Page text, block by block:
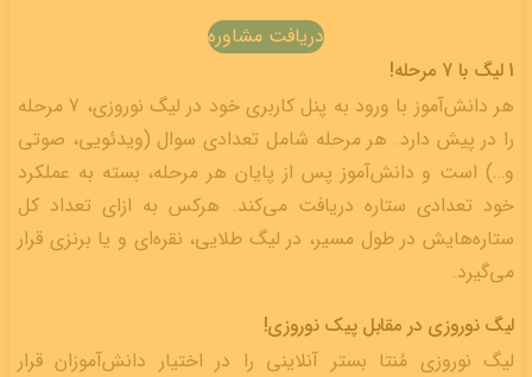
دریافت مشاوره
1 لیگ با 7 مرحله!
هر دانش‌آموز با ورود به پنل کاربری خود در لیگ نوروزی، 7 مرحله
را در پیش دارد. هر مرحله شامل تعدادی سوال (ویدئویی، صوتی
و…) است و دانش‌آموز پس از پایان هر مرحله، بسته به عملکرد
خود تعدادی ستاره دریافت می‌کند. هرکس به ازای تعداد کل
ستاره‌هایش در طول مسیر، در لیگ طلایی، نقره‌ای و یا برنزی قرار
می‌گیرد.
لیگ نوروزی در مقابل پیک نوروزی!
لیگ نوروزی مُنتا بستر آنلاینی را در اختیار دانش‌آموزان قرار